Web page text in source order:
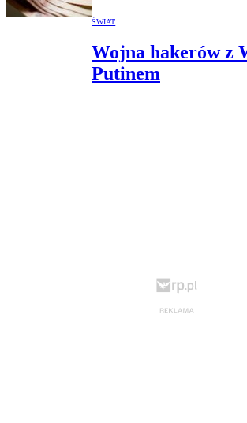
ŚWIAT
Wojna hakerów z
Putinem